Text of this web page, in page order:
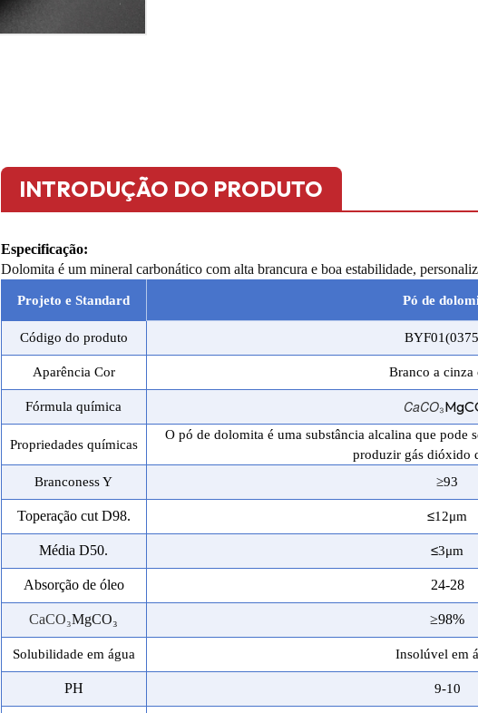
INTRODUÇÃO DO PRODUTO
Especificação:
Dolomita é um mineral carbonático com alta brancura e boa estabilidade,
Projeto e Standard Pó de
Código do produto
Aparência Cor Branco a cinza
Fórmula química CaCO₃
Propriedades químicas
O pó de dolomita é uma substância alcalina que pode
produzir gás dióxido
Branconess Y ≥93
Toperação cut D98. ≤12μm
Média D50. ≤3μm
Absorção de óleo 24-28
CaCO₃MgCO₃ ≥98%
Solubilidade em água Insolúvel em
PH 9-10